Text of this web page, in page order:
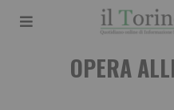
OPERA